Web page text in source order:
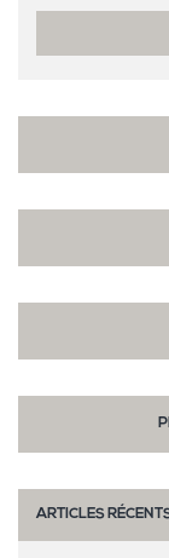
ARTICLES